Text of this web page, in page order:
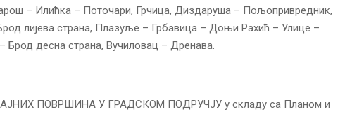
– Илићка – Поточари, Грчица, Диздаруша – Пољопривредник,
лијева страна, Плазуље – Грбавица – Доњи Рахић – Улице –
Брод десна страна, Вучиловац – Дренава.
ПОВРШИНА У ГРАДСКОМ ПОДРУЧЈУ у складу са Планом и